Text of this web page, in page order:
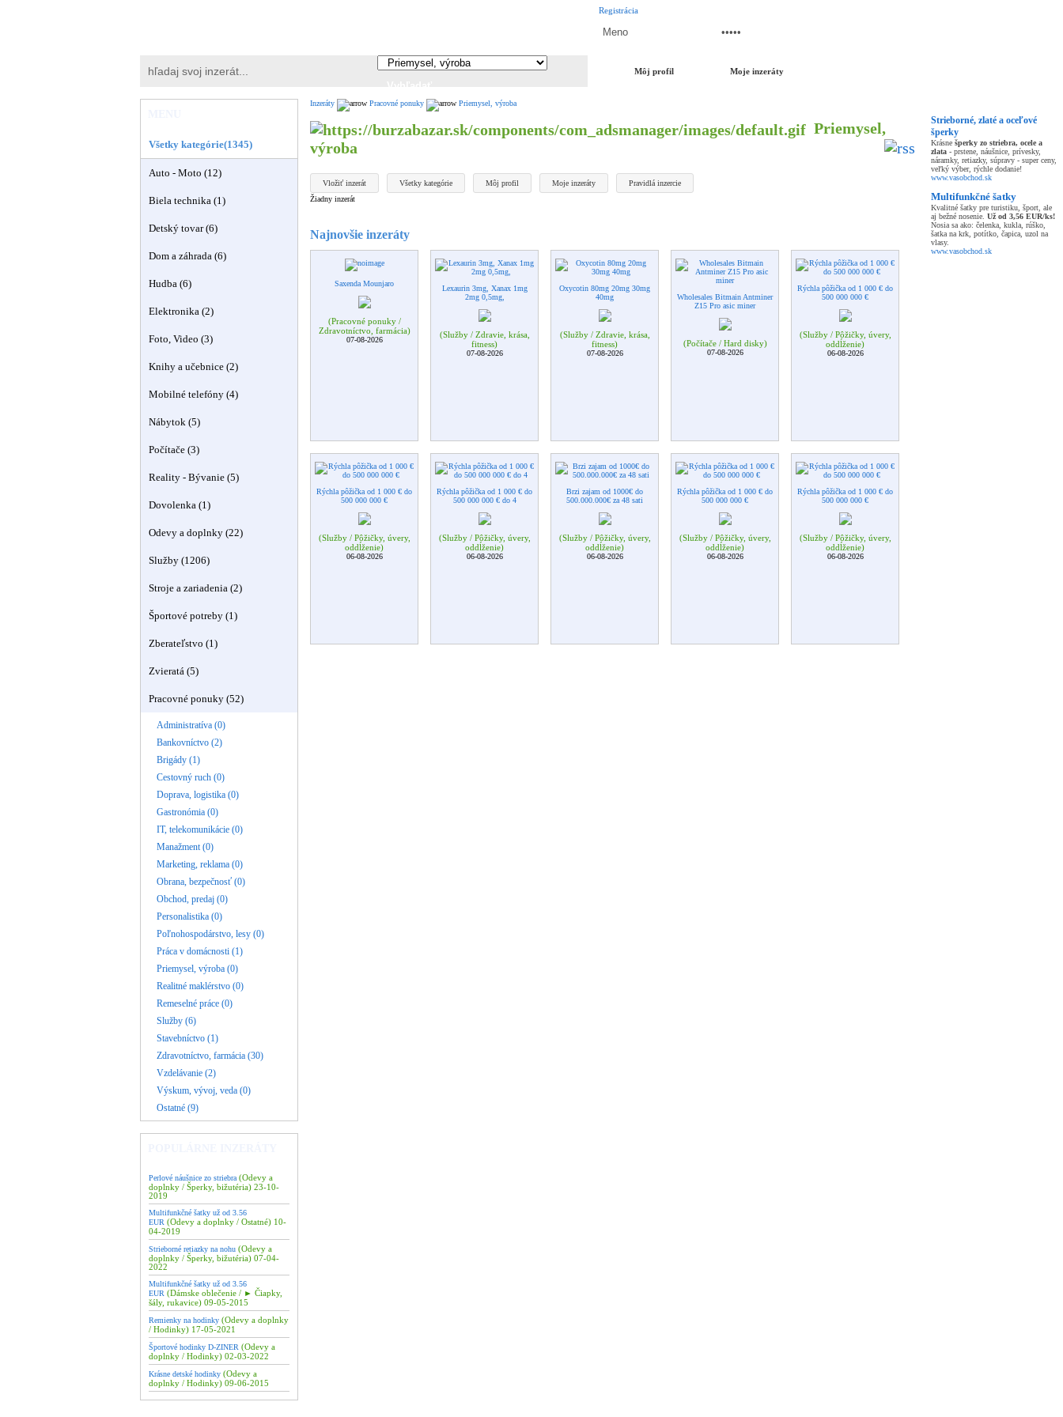
Strieborné, zlaté a oceľové
šperky
Krásne šperky zo striebra, ocele a
zlata - prstene, náušnice, prívesky,
náramky, retiazky, súpravy - super ceny,
veľký výber, rýchle dodanie!
www.vasobchod.sk
Multifunkčné šatky
Kvalitné šatky pre turistiku, šport, ale
aj bežné nosenie. Už od 3,56 EUR/ks!
Nosia sa ako: čelenka, kukla, rúško,
šatka na krk, potítko, čapica, uzol na
vlasy.
www.vasobchod.sk
Registrácia
Môj profil Moje inzeráty
Všetky kategórie(1345)
Auto - Moto (12)
Biela technika (1)
Detský tovar (6)
Dom a záhrada (6)
Hudba (6)
Elektronika (2)
Foto, Video (3)
Knihy a učebnice (2)
Mobilné telefóny (4)
Nábytok (5)
Počítače (3)
Reality - Bývanie (5)
Dovolenka (1)
Odevy a doplnky (22)
Služby (1206)
Stroje a zariadenia (2)
Športové potreby (1)
Zberateľstvo (1)
Zvieratá (5)
Pracovné ponuky (52)
Administratíva (0)
Bankovníctvo (2)
Brigády (1)
Cestovný ruch (0)
Doprava, logistika (0)
Gastronómia (0)
IT, telekomunikácie (0)
Manažment (0)
Marketing, reklama (0)
Obrana, bezpečnosť (0)
Obchod, predaj (0)
Personalistika (0)
Poľnohospodárstvo, lesy (0)
Práca v domácnosti (1)
Priemysel, výroba (0)
Realitné maklérstvo (0)
Remeselné práce (0)
Služby (6)
Stavebníctvo (1)
Zdravotníctvo, farmácia (30)
Vzdelávanie (2)
Výskum, vývoj, veda (0)
Ostatné (9)
Perlové náušnice zo striebra (Odevy a
doplnky / Šperky, bižutéria) 23-10-
2019
Multifunkčné šatky už od 3.56
EUR (Odevy a doplnky / Ostatné) 10-
04-2019
Strieborné retiazky na nohu (Odevy a
doplnky / Šperky, bižutéria) 07-04-
2022
Multifunkčné šatky už od 3.56
EUR (Dámske oblečenie / ► Čiapky,
šály, rukavice) 09-05-2015
Remienky na hodinky (Odevy a doplnky
/ Hodinky) 17-05-2021
Športové hodinky D-ZINER (Odevy a
doplnky / Hodinky) 02-03-2022
Krásne detské hodinky (Odevy a
doplnky / Hodinky) 09-06-2015
Inzeráty Pracovné ponuky Priemysel, výroba
Priemysel,
výroba
Vložiť inzerát Všetky kategórie Môj profil Moje inzeráty
Pravidlá inzercie
Žiadny inzerát
Najnovšie inzeráty
Saxenda Mounjaro
(Pracovné ponuky /
Zdravotníctvo, farmácia)
07-08-2026
Lexaurin 3mg, Xanax 1mg
2mg 0,5mg,
(Služby / Zdravie, krása,
fitness)
07-08-2026
Oxycotin 80mg 20mg 30mg
40mg
(Služby / Zdravie, krása,
fitness)
07-08-2026
Wholesales Bitmain Antminer
Z15 Pro asic miner
(Počítače / Hard disky)
07-08-2026
Rýchla pôžička od 1 000 € do
500 000 000 €
(Služby / Pôžičky, úvery,
oddĺženie)
06-08-2026
Rýchla pôžička od 1 000 € do
500 000 000 €
(Služby / Pôžičky, úvery,
oddĺženie)
06-08-2026
Rýchla pôžička od 1 000 € do
500 000 000 € do 4
(Služby / Pôžičky, úvery,
oddĺženie)
06-08-2026
Brzi zajam od 1000€ do
500.000.000€ za 48 sati
(Služby / Pôžičky, úvery,
oddĺženie)
06-08-2026
Rýchla pôžička od 1 000 € do
500 000 000 €
(Služby / Pôžičky, úvery,
oddĺženie)
06-08-2026
Rýchla pôžička od 1 000 € do
500 000 000 €
(Služby / Pôžičky, úvery,
oddĺženie)
06-08-2026